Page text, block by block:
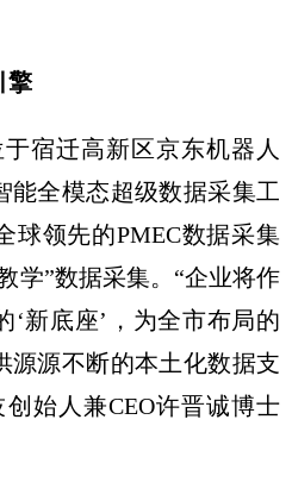
擎
宿迁高新区京东机器人
能全模态超级数据采集工
球领先的PMEC数据采集
学”数据采集。“企业将作
‘新底座’，为全市布局的
源源不断的本土化数据支
始人兼CEO许晋诚博士